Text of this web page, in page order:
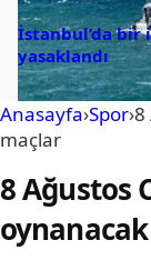
İstanbul’da bir
yasaklandı
Anasayfa›Spor›8
maçlar
8 Ağustos